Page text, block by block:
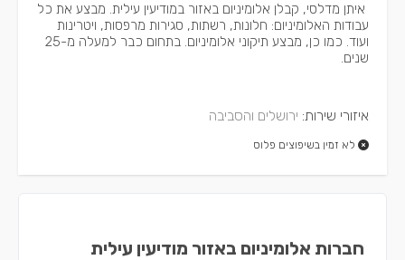
איתן מדלסי, קבלן אלומיניום באזור במודיעין עילית. מבצע את כל
עבודות האלומיניום: חלונות, רשתות, סגירות מרפסות, ויטרינות
ועוד. כמו כן, מבצע תיקוני אלומיניום. בתחום כבר למעלה מ-25
שנים.
איזורי שירות: ירושלים והסביבה
לא זמין בשיפוצים פלוס
חברות אלומיניום באזור מודיעין עילית